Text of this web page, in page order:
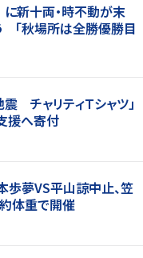
に新十両・時不動が末
「秋場所は全勝優勝目
チャリティＴシャツ」
援へ寄付
本歩夢VS平山諒中止、笠
体重で開催